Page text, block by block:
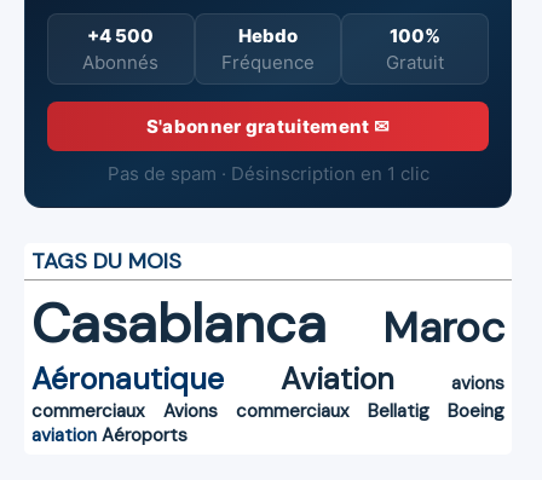
+4 500
Abonnés
Hebdo
Fréquence
100%
Gratuit
S'abonner gratuitement ✉
Pas de spam · Désinscription en 1 clic
TAGS DU MOIS
Casablanca Maroc
Aéronautique Aviation
avions
commerciaux
Avions commerciaux Bellatig
Boeing
aviation Aéroports